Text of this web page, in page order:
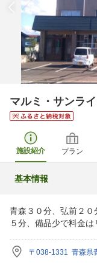
マルミ・サンラ
施設紹介 プラン
基本情報
青森３０分、弘前２０
５分、備品少で料金は
〒038-1331 青森県